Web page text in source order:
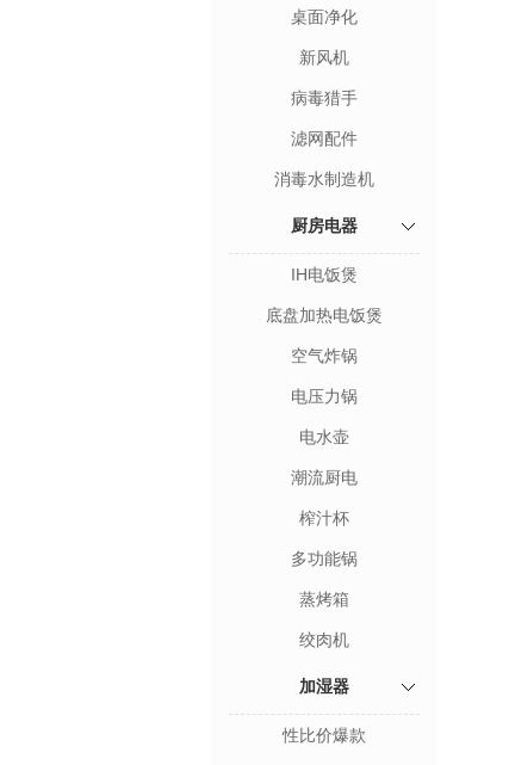
桌面净化
新风机
病毒猎手
滤网配件
消毒水制造机
厨房电器
IH电饭煲
底盘加热电饭煲
空气炸锅
电压力锅
电水壶
潮流厨电
榨汁杯
多功能锅
蒸烤箱
绞肉机
加湿器
性比价爆款